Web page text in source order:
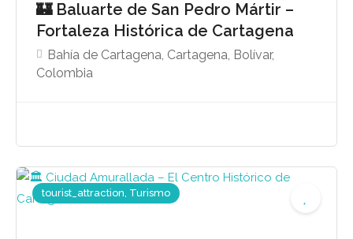
🏰 Baluarte de San Pedro Mártir –
Fortaleza Histórica de Cartagena
Bahía de Cartagena, Cartagena, Bolívar,
Colombia
tourist_attraction, Turismo